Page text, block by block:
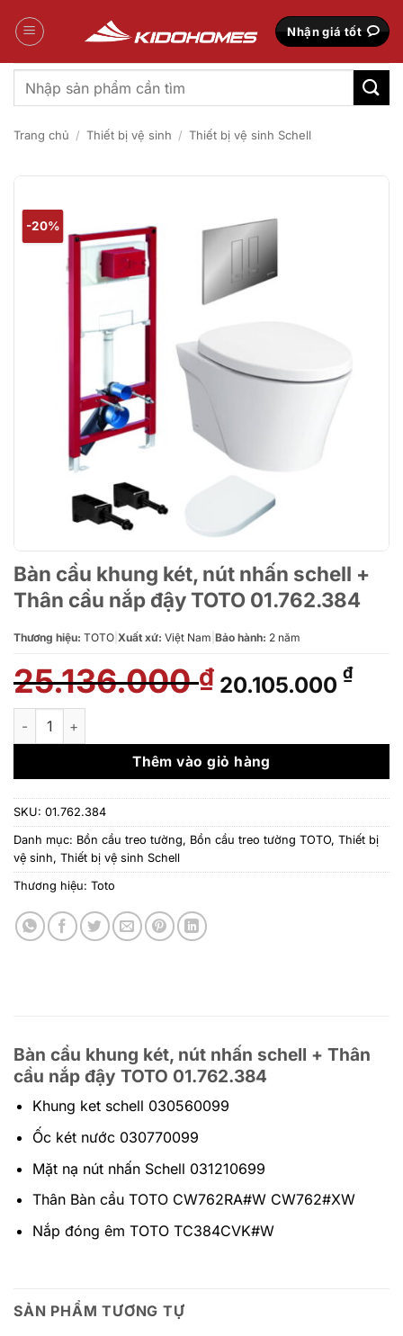
qua
Nhận giá tốt
Tìm
kiếm:
Trang chủ / Thiết bị vệ sinh / Thiết bị vệ sinh Schell
-20%
Bàn cầu khung két, nút nhấn schell +
Thân cầu nắp đậy TOTO 01.762.384
Thương hiệu: TOTO Xuất xứ: Việt Nam Bảo hành: 2 năm
25.136.000₫ Giá
gốc
25.136.000 ₫.
20.105.000 ₫Giá
là:
Bàn cầu khung két, nút nhấn schell + Thân cầu nắp đậy
Thêm vào giỏ hàng
SKU: 01.762.384
Danh mục: Bồn cầu treo tường, Bồn cầu treo tường TOTO, Thiết bị
vệ sinh, Thiết bị vệ sinh Schell
Thương hiệu: Toto
Bàn cầu khung két, nút nhấn schell + Thân
cầu nắp đậy TOTO 01.762.384
Khung ket schell 030560099
Ốc két nước 030770099
Mặt nạ nút nhấn Schell 031210699
Thân Bàn cầu TOTO CW762RA#W CW762#XW
Nắp đóng êm TOTO TC384CVK#W
SẢN PHẨM TƯƠNG TỰ